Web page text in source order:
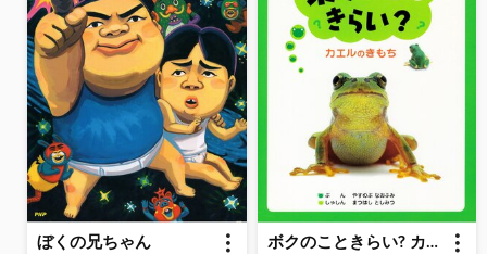
ぼくの兄ちゃん ボクのこときらい? カエルのきもち